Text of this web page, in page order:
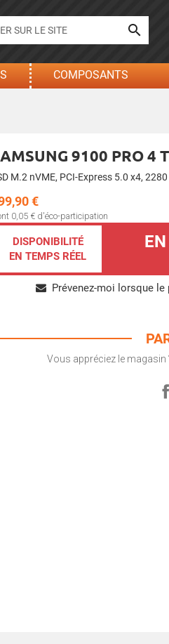

COMPOSANTS
9100 PRO 4
M.2 nVME, PCI-Express 5.0 x4,
€
0,05 € d'éco-participation
DISPONIBILITÉ
EN TEMPS RÉEL
Prévenez-moi lorsque
Vous appréciez le magasin